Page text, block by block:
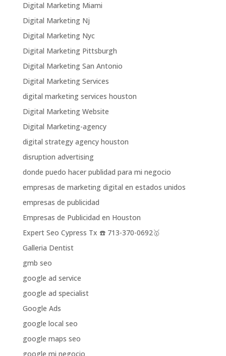
Digital Marketing Miami
Digital Marketing Nj
Digital Marketing Nyc
Digital Marketing Pittsburgh
Digital Marketing San Antonio
Digital Marketing Services
digital marketing services houston
Digital Marketing Website
Digital Marketing-agency
digital strategy agency houston
disruption advertising
donde puedo hacer publidad para mi negocio
empresas de marketing digital en estados unidos
empresas de publicidad
Empresas de Publicidad en Houston
Expert Seo Cypress Tx ☎️ 713-370-0692🥇
Galleria Dentist
gmb seo
google ad service
google ad specialist
Google Ads
google local seo
google maps seo
google mi negocio